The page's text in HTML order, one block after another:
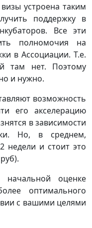
устроена таким
поддержку в
Все эти
полномочия на
в Ассоциации. Т.е.
там нет. Поэтому
и нужно.
возможность
его акселерацию
в зависимости
Но, в среднем,
недели и стоит это
оценке
оптимального
с вашими целями